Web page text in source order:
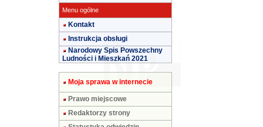
Menu ogólne
Kontakt
Instrukcja obsługi
Narodowy Spis Powszechny
Ludności i Mieszkań 2021
Moja sprawa w internecie
Prawo miejscowe
Redaktorzy strony